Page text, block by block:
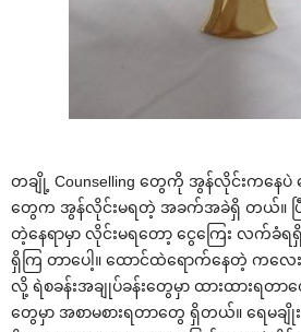
တချို့ Counselling တွေကို အွန်လိုင်းကနေပဲ
တွေက အွန်လိုင်းမရတဲ့ အခက်အခဲရှိ တယ်။ ပြီး
တဲ့နေရာမှာ လိုင်းမရတော့ ငွေကြေး လက်
ရှိကြ တာပေါ့။ ထောင်ထဲရောက်နေတဲ့ ကလ
လို့ ရဲစခန်းအချုပ်ခန်းတွေမှာ ထားထားရ
တွေမှာ အစာမစားရတာတွေ ရှိတယ်။ ရေမခ